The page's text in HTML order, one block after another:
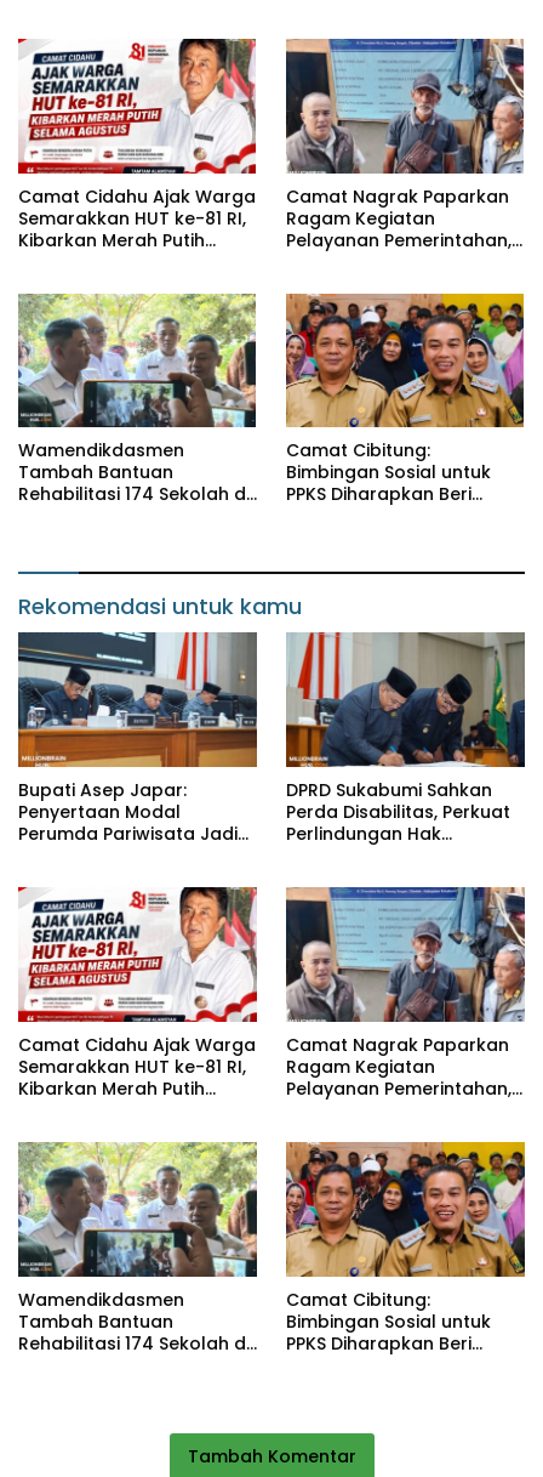
Camat Cidahu Ajak Warga
Semarakkan HUT ke-81 RI,
Kibarkan Merah Putih
Camat Nagrak Paparkan
Ragam Kegiatan
Pelayanan Pemerintahan,
Wamendikdasmen
Tambah Bantuan
Rehabilitasi 174 Sekolah di
Camat Cibitung:
Bimbingan Sosial untuk
PPKS Diharapkan Beri
Rekomendasi untuk kamu
Bupati Asep Japar:
Penyertaan Modal
Perumda Pariwisata Jadi
DPRD Sukabumi Sahkan
Perda Disabilitas, Perkuat
Perlindungan Hak
Camat Cidahu Ajak Warga
Semarakkan HUT ke-81 RI,
Kibarkan Merah Putih
Camat Nagrak Paparkan
Ragam Kegiatan
Pelayanan Pemerintahan,
Wamendikdasmen
Tambah Bantuan
Rehabilitasi 174 Sekolah di
Camat Cibitung:
Bimbingan Sosial untuk
PPKS Diharapkan Beri
Tambah Komentar